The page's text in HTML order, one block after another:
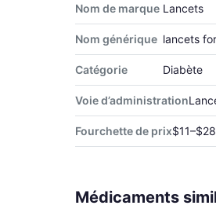
Nom de marque Lancets
Nom générique lancets
Catégorie Diabète
Voie d’administration
Fourchette de prix
Médicaments